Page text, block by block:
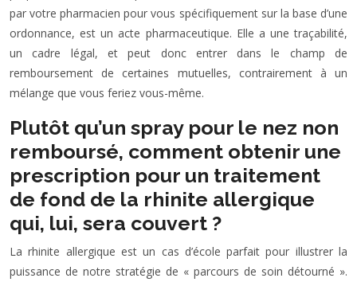
par votre pharmacien pour vous spécifiquement sur la base d’une
ordonnance, est un acte pharmaceutique. Elle a une traçabilité,
un cadre légal, et peut donc entrer dans le champ de
remboursement de certaines mutuelles, contrairement à un
mélange que vous feriez vous-même.
Plutôt qu’un spray pour le nez non
remboursé, comment obtenir une
prescription pour un traitement
de fond de la rhinite allergique
qui, lui, sera couvert ?
La rhinite allergique est un cas d’école parfait pour illustrer la
puissance de notre stratégie de « parcours de soin détourné ».